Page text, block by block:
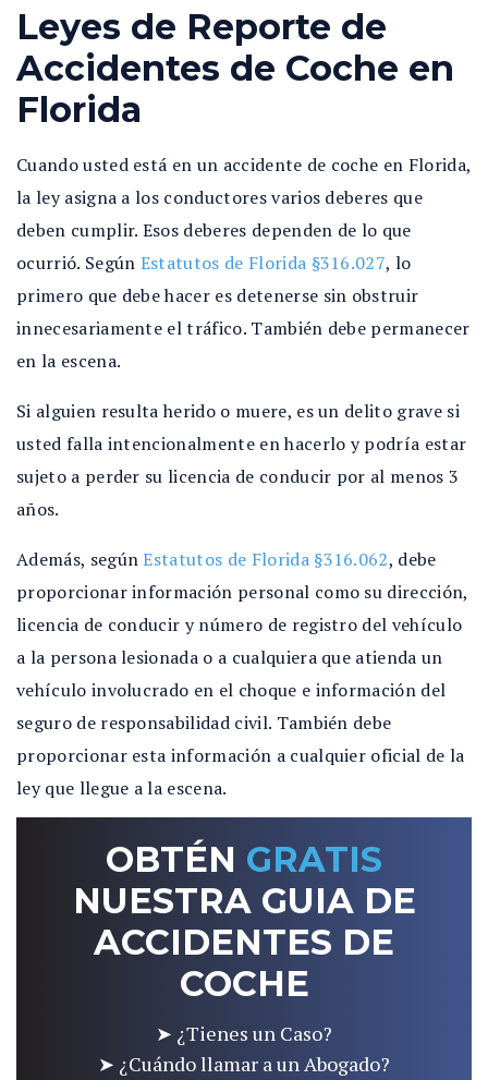
Leyes de Reporte de
Accidentes de Coche en
Florida
Cuando usted está en un accidente de coche en Florida,
la ley asigna a los conductores varios deberes que
deben cumplir. Esos deberes dependen de lo que
ocurrió. Según Estatutos de Florida §316.027, lo
primero que debe hacer es detenerse sin obstruir
innecesariamente el tráfico. También debe permanecer
en la escena.
Si alguien resulta herido o muere, es un delito grave si
usted falla intencionalmente en hacerlo y podría estar
sujeto a perder su licencia de conducir por al menos 3
años.
Además, segúnEstatutos de Florida §316.062, debe
proporcionar información personal como su dirección,
licencia de conducir y número de registro del vehículo
a la persona lesionada o a cualquiera que atienda un
vehículo involucrado en el choque e información del
seguro de responsabilidad civil. También debe
proporcionar esta información a cualquier oficial de la
ley que llegue a la escena.
OBTÉN GRATIS
NUESTRA GUIA DE
ACCIDENTES DE
COCHE
➤ ¿Tienes un Caso?
➤ ¿Cuándo llamar a un Abogado?